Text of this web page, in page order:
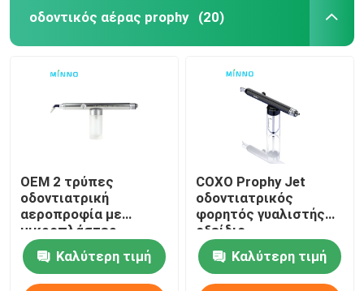
οδοντικός αέρας prophy (20)
OEM 2 τρύπες
οδοντιατρική
αεροπροφία με
μικροπλάστερ
οξειδίου του
αλουμινίουΚαλύτερη τιμή
COXO Prophy Jet
οδοντιατρικός
φορητός γυαλιστής
οξείδιο
μικροβλάστερ
Καλύτερη τιμή